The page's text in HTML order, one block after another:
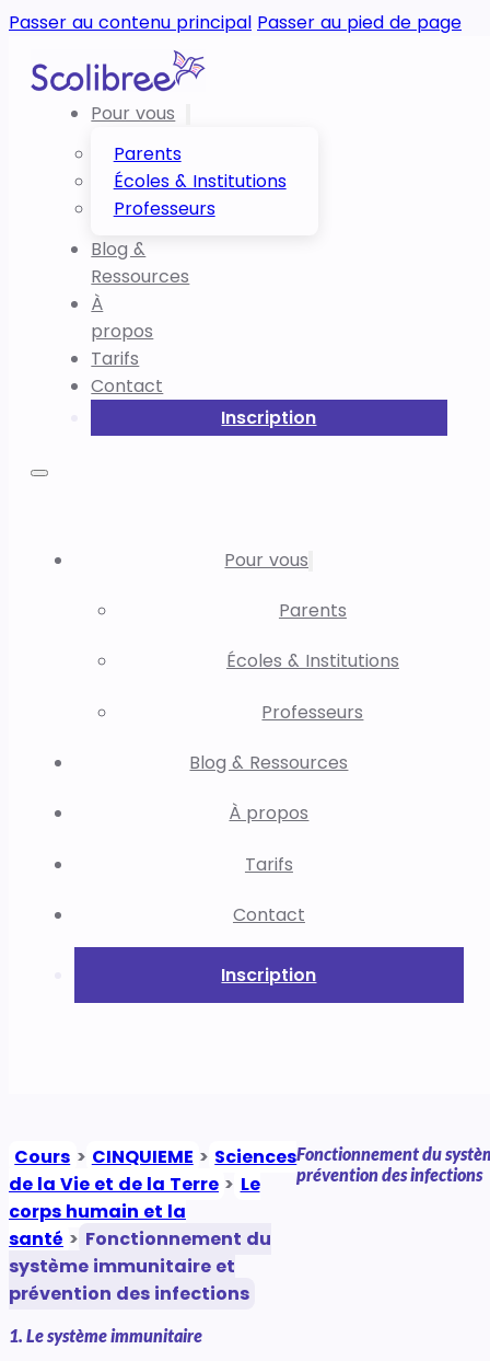
Passer au contenu principal Passer au pied de page
Pour vous
Parents
Écoles & Institutions
Professeurs
Blog &
Ressources
À
propos
Tarifs
Contact
Inscription
Pour vous
Parents
Écoles & Institutions
Professeurs
Blog & Ressources
À propos
Tarifs
Contact
Inscription
Cours > CINQUIEME > Sciences
de la Vie et de la Terre > Le
corps humain et la
santé > Fonctionnement du
système immunitaire et
prévention des infections
Fonctionnement du
prévention des infections
1. Le système immunitaire